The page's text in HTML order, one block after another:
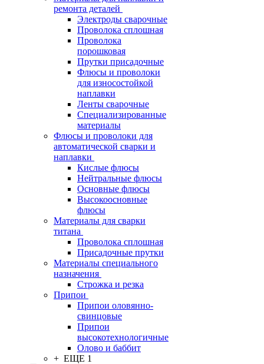
ремонта деталей
Электроды сварочные
Проволока сплошная
Проволока
порошковая
Прутки присадочные
Флюсы и проволоки
для износостойкой
наплавки
Ленты сварочные
Специализированные
материалы
Флюсы и проволоки для
автоматической сварки и
наплавки
Кислые флюсы
Нейтральные флюсы
Основные флюсы
Высокоосновные
флюсы
Материалы для сварки
титана
Проволока сплошная
Присадочные прутки
Материалы специального
назначения
Строжка и резка
Припои
Припои оловянно-
свинцовые
Припои
высокотехнологичные
Олово и баббит
+ ЕЩЕ 1